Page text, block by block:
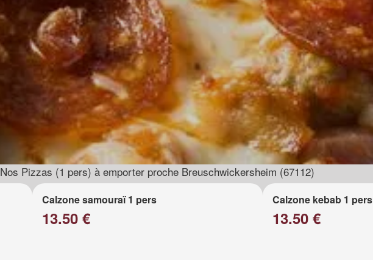
Nos Pizzas (1 pers) à emporter proche Breuschwickersheim (67112)
Calzone samouraï 1 pers
13.50 €
Calzone kebab 1 pers
13.50 €